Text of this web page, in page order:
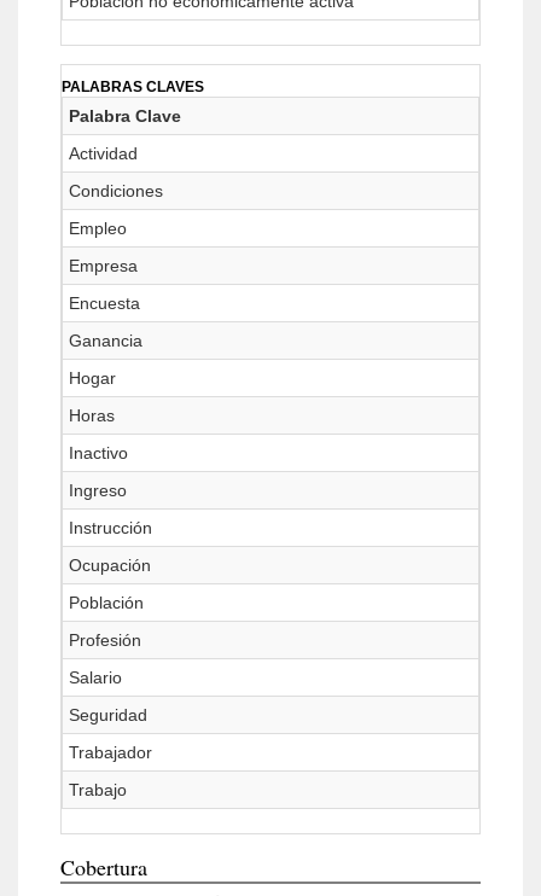
PALABRAS CLAVES
Palabra Clave
Actividad
Condiciones
Empleo
Empresa
Encuesta
Ganancia
Hogar
Horas
Inactivo
Ingreso
Instrucción
Ocupación
Población
Profesión
Salario
Seguridad
Trabajador
Trabajo
Cobertura